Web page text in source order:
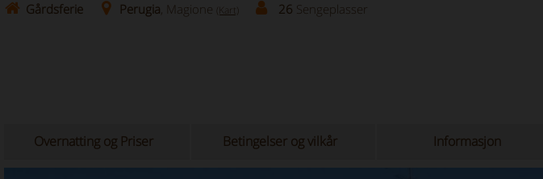
Gårdsferie Perugia, Magione (Kart) 26 Sengeplasser
Overnatting og Priser Betingelser og vilkår Informasjon